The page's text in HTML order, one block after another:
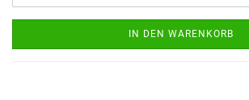
IN DEN WARENKORB